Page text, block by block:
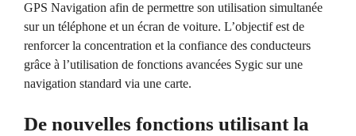
GPS Navigation afin de permettre son utilisation simultanée
sur un téléphone et un écran de voiture. L’objectif est de
renforcer la concentration et la confiance des conducteurs
grâce à l’utilisation de fonctions avancées Sygic sur une
navigation standard via une carte.
De nouvelles fonctions utilisant la